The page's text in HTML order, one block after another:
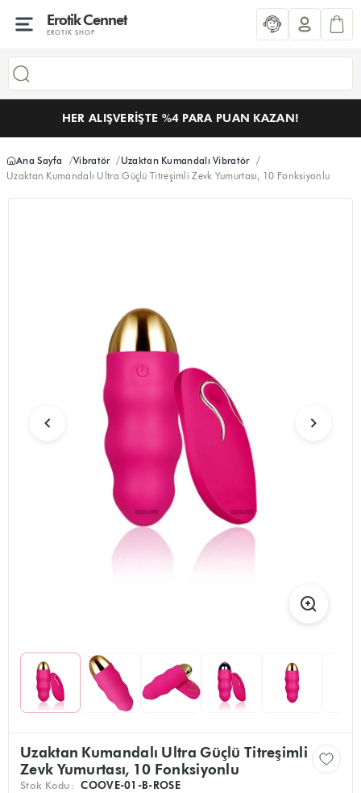
Erotik Cennet
EROTIK SHOP
HER ALIŞVERIŞTE %4 PARA PUAN KAZAN!
Ana Sayfa Vibratör
Uzaktan Kumandalı Vibratör
Uzaktan Kumandalı Ultra Güçlü Titreşimli Zevk Yumurtası, 10 Fonksiyonlu
Uzaktan Kumandalı Ultra Güçlü Titreşimli
Zevk Yumurtası, 10 Fonksiyonlu
Stok Kodu: COOVE-01-B-ROSE